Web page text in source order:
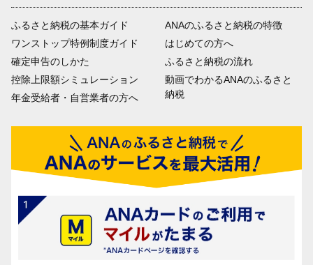
ふるさと納税の基本ガイド
ワンストップ特例制度ガイド
確定申告のしかた
控除上限額シミュレーション
年金受給者・自営業者の方へ
ANAのふるさと納税の特徴
はじめての方へ
ふるさと納税の流れ
動画でわかるANAのふるさと
納税